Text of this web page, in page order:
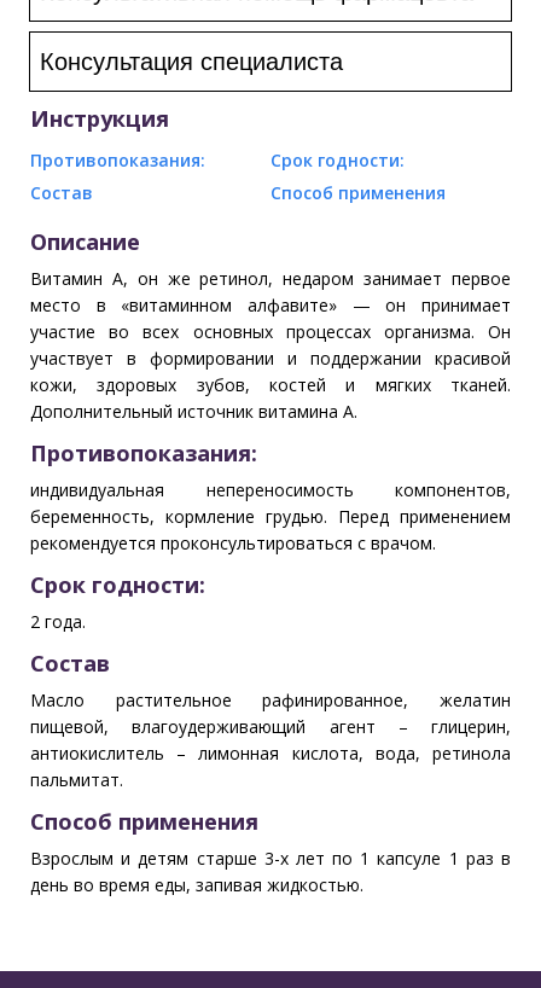
Консультация специалиста
Инструкция
Противопоказания:
Срок годности:
Состав
Способ применения
Описание
Витамин А, он же ретинол, недаром занимает первое
место в «витаминном алфавите» — он принимает
участие во всех основных процессах организма. Он
участвует в формировании и поддержании красивой
кожи, здоровых зубов, костей и мягких тканей.
Дополнительный источник витамина А.
Противопоказания:
индивидуальная непереносимость компонентов,
беременность, кормление грудью. Перед применением
рекомендуется проконсультироваться с врачом.
Срок годности:
2 года.
Состав
Масло растительное рафинированное, желатин
пищевой, влагоудерживающий агент – глицерин,
антиокислитель – лимонная кислота, вода, ретинола
пальмитат.
Способ применения
Взрослым и детям старше 3-х лет по 1 капсуле 1 раз в
день во время еды, запивая жидкостью.